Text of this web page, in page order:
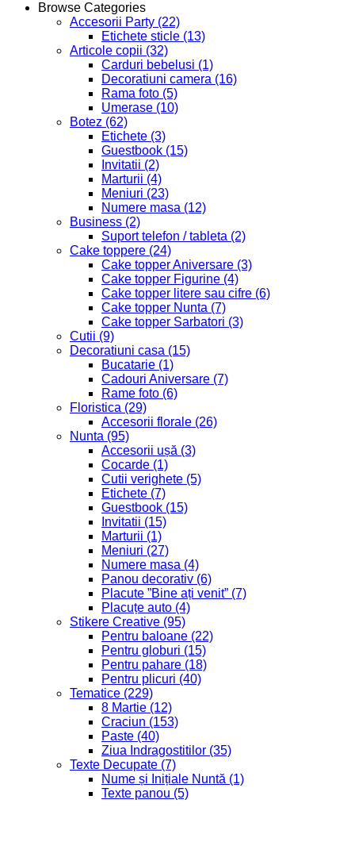
Browse Categories
Accesorii Party (22)
Etichete sticle (13)
Articole copii (32)
Carduri bebelusi (1)
Decoratiuni camera (16)
Rama foto (5)
Umerase (10)
Botez (62)
Etichete (3)
Guestbook (15)
Invitatii (2)
Marturii (4)
Meniuri (23)
Numere masa (12)
Business (2)
Suport telefon / tableta (2)
Cake toppere (24)
Cake topper Aniversare (3)
Cake topper Figurine (4)
Cake topper litere sau cifre (6)
Cake topper Nunta (7)
Cake topper Sarbatori (3)
Cutii (9)
Decoratiuni casa (15)
Bucatarie (1)
Cadouri Aniversare (7)
Rame foto (6)
Floristica (29)
Accesorii florale (26)
Nunta (95)
Accesorii ușă (3)
Cocarde (1)
Cutii verighete (5)
Etichete (7)
Guestbook (15)
Invitatii (15)
Marturii (1)
Meniuri (27)
Numere masa (4)
Panou decorativ (6)
Placute ”Bine ați venit” (7)
Placuțe auto (4)
Stikere Creative (95)
Pentru baloane (22)
Pentru globuri (15)
Pentru pahare (18)
Pentru plicuri (40)
Tematice (229)
8 Martie (12)
Craciun (153)
Paste (40)
Ziua Indragostitilor (35)
Texte Decupate (7)
Nume și Inițiale Nuntă (1)
Texte panou (5)